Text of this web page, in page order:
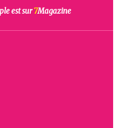
est sur7Magazine